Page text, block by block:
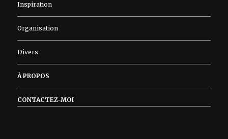
Inspiration
Organisation
Divers
À PROPOS
CONTACTEZ-MOI